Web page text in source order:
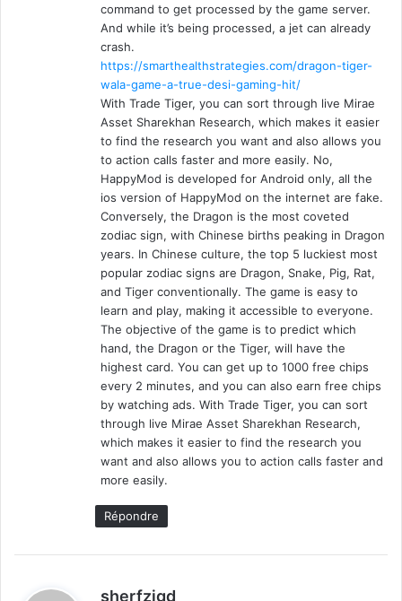
command to get processed by the game server.
And while it’s being processed, a jet can already
crash.
https://smarthealthstrategies.com/dragon-tiger-
wala-game-a-true-desi-gaming-hit/
With Trade Tiger, you can sort through live Mirae
Asset Sharekhan Research, which makes it easier
to find the research you want and also allows you
to action calls faster and more easily. No,
HappyMod is developed for Android only, all the
ios version of HappyMod on the internet are fake.
Conversely, the Dragon is the most coveted
zodiac sign, with Chinese births peaking in Dragon
years. In Chinese culture, the top 5 luckiest most
popular zodiac signs are Dragon, Snake, Pig, Rat,
and Tiger conventionally. The game is easy to
learn and play, making it accessible to everyone.
The objective of the game is to predict which
hand, the Dragon or the Tiger, will have the
highest card. You can get up to 1000 free chips
every 2 minutes, and you can also earn free chips
by watching ads. With Trade Tiger, you can sort
through live Mirae Asset Sharekhan Research,
which makes it easier to find the research you
want and also allows you to action calls faster and
more easily.
Répondre
sherfzjgd